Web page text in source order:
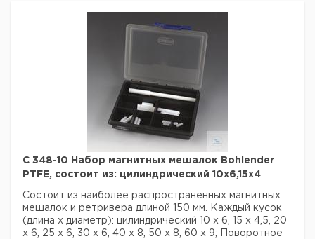
C 348-10 Набор магнитных мешалок Bohlender
PTFE, состоит из: цилиндрический 10x6,15x4
Состоит из наиболее распространенных магнитных
мешалок и ретривера длиной 150 мм. Каждый кусок
(длина х диаметр): цилиндрический 10 х 6, 15 х 4,5, 20
х 6, 25 х 6, 30 х 6, 40 х 8, 50 х 8, 60 х 9; Поворотное